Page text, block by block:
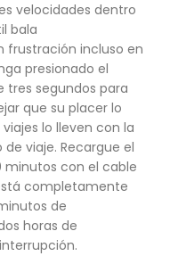
velocidades dentro
bala
frustración incluso en
presionado el
segundos para
que su placer lo
lo lleven con la
viaje. Recargue el
minutos con el cable
completamente
de
horas de